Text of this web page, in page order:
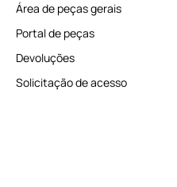
Área de peças gerais
Portal de peças
Devoluções
Solicitação de acesso